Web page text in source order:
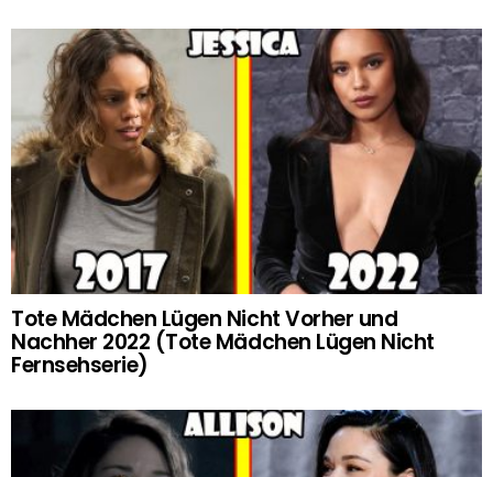
Tote Mädchen Lügen Nicht Vorher und
Nachher 2022 (Tote Mädchen Lügen Nicht
Fernsehserie)